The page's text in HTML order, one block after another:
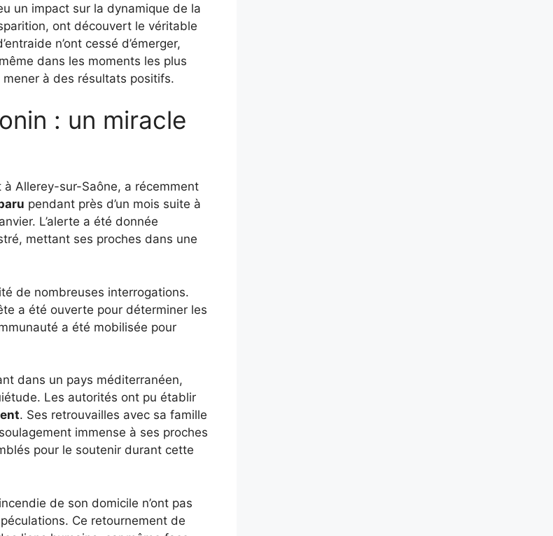
un impact sur la dynamique de la
ont découvert le véritable
n’ont cessé d’émerger,
dans les moments les plus
à des résultats positifs.
: un miracle
Allerey-sur-Saône, a récemment
pendant près d’un mois suite à
L’alerte a été donnée
mettant ses proches dans une
de nombreuses interrogations.
a été ouverte pour déterminer les
a été mobilisée pour
dans un pays méditerranéen,
Les autorités ont pu établir
. Ses retrouvailles avec sa famille
immense à ses proches
pour le soutenir durant cette
de son domicile n’ont pas
Ce retournement de